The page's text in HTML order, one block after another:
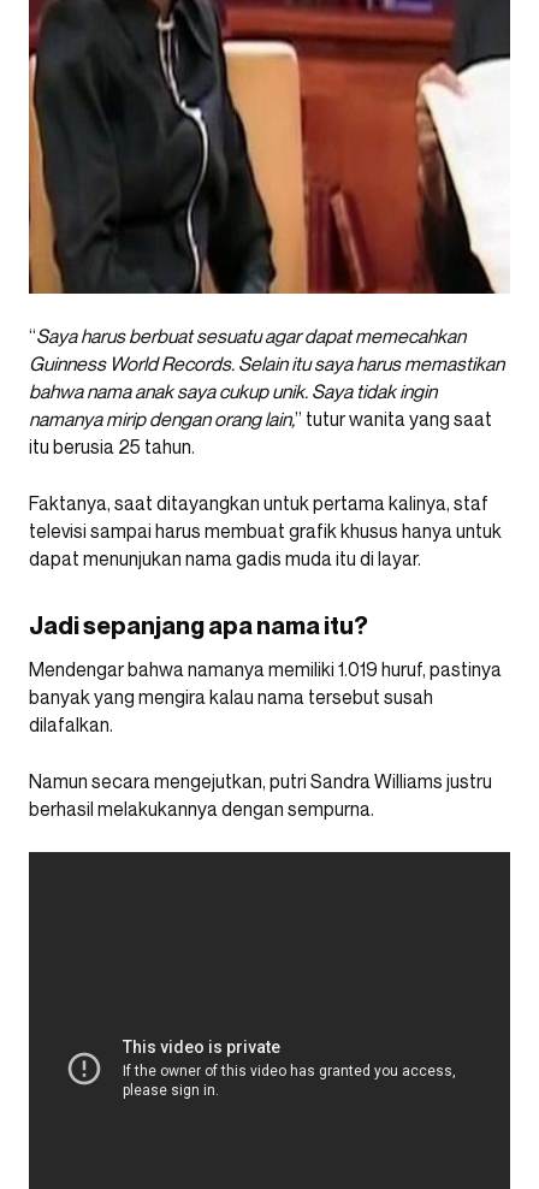
“Saya harus berbuat sesuatu agar dapat memecahkan
Guinness World Records. Selain itu saya harus memastikan
bahwa nama anak saya cukup unik. Saya tidak ingin
namanya mirip dengan orang lain,” tutur wanita yang saat
itu berusia 25 tahun.
Faktanya, saat ditayangkan untuk pertama kalinya, staf
televisi sampai harus membuat grafik khusus hanya untuk
dapat menunjukan nama gadis muda itu di layar.
Jadi sepanjang apa nama itu?
Mendengar bahwa namanya memiliki 1.019 huruf, pastinya
banyak yang mengira kalau nama tersebut susah
dilafalkan.
Namun secara mengejutkan, putri Sandra Williams justru
berhasil melakukannya dengan sempurna.